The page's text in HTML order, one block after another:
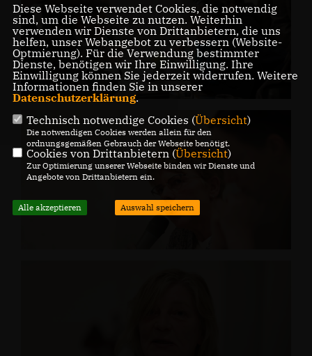
Diese Webseite verwendet Cookies, die notwendig
sind, um die Webseite zu nutzen. Weiterhin
verwenden wir Dienste von Drittanbietern, die uns
helfen, unser Webangebot zu verbessern (Website-
Optmierung). Für die Verwendung bestimmter
Dienste, benötigen wir Ihre Einwilligung. Ihre
Einwilligung können Sie jederzeit widerrufen. Weitere
Informationen finden Sie in unserer
Datenschutzerklärung.
Technisch notwendige Cookies (Übersicht)
Die notwendigen Cookies werden allein für den
ordnungsgemäßen Gebrauch der Webseite benötigt.
Cookies von Drittanbietern (Übersicht)
Zur Optimierung unserer Webseite binden wir Dienste und
Angebote von Drittanbietern ein.
Alle akzeptieren Auswahl speichern